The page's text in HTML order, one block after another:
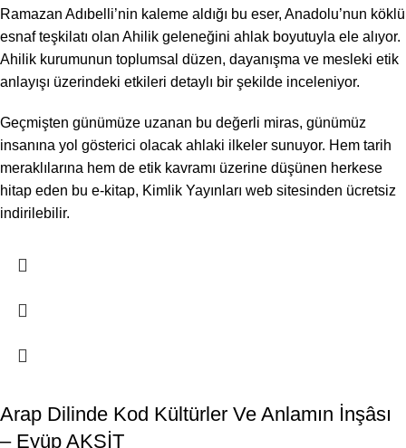
Ramazan Adıbelli’nin kaleme aldığı bu eser, Anadolu’nun köklü
esnaf teşkilatı olan Ahilik geleneğini ahlak boyutuyla ele alıyor.
Ahilik kurumunun toplumsal düzen, dayanışma ve mesleki etik
anlayışı üzerindeki etkileri detaylı bir şekilde inceleniyor.
Geçmişten günümüze uzanan bu değerli miras, günümüz
insanına yol gösterici olacak ahlaki ilkeler sunuyor. Hem tarih
meraklılarına hem de etik kavramı üzerine düşünen herkese
hitap eden bu e-kitap, Kimlik Yayınları web sitesinden ücretsiz
indirilebilir.
Arap Dilinde Kod Kültürler Ve Anlamın İnşâsı
– Eyüp AKŞİT